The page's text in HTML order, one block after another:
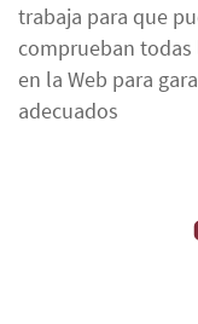
trabaja para que
comprueban
en la Web para
adecuados